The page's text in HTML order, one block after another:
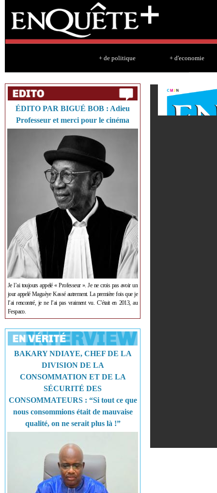
+ de politique + d'economie
ÉDITO PAR BIGUÉ BOB : Adieu
Professeur et merci pour le cinéma
Je l’ai toujours appelé « Professeur ». Je ne crois pas avoir un
jour appelé Maguèye Kassé autrement. La première fois que je
l’ai rencontré, je ne l’ai pas vraiment vu. C’était en 2013, au
Fespaco.
BAKARY NDIAYE, CHEF DE LA
DIVISION DE LA
CONSOMMATION ET DE LA
SÉCURITÉ DES
CONSOMMATEURS : “Si tout ce que
nous consommions était de mauvaise
qualité, on ne serait plus là !”